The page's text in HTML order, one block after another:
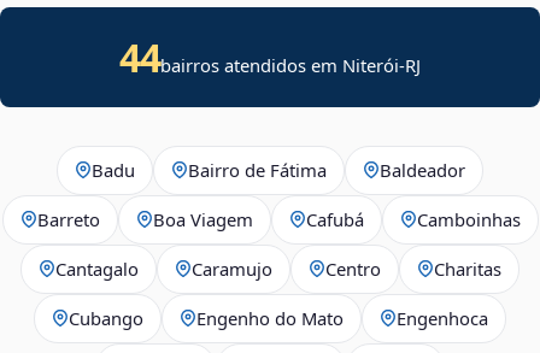
44bairros atendidos em Niterói-RJ
Badu Bairro de Fátima Baldeador
Barreto Boa Viagem Cafubá Camboinhas
Cantagalo Caramujo Centro Charitas
Cubango Engenho do Mato Engenhoca